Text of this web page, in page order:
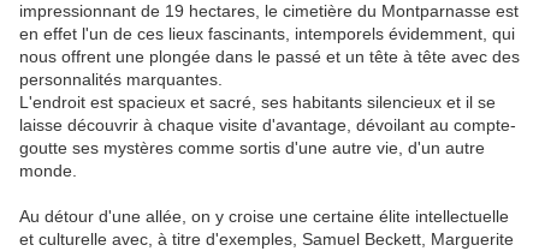
impressionnant de 19 hectares, le cimetière du Montparnasse est
en effet l'un de ces lieux fascinants, intemporels évidemment, qui
nous offrent une plongée dans le passé et un tête à tête avec des
personnalités marquantes.
L'endroit est spacieux et sacré, ses habitants silencieux et il se
laisse découvrir à chaque visite d'avantage, dévoilant au compte-
goutte ses mystères comme sortis d'une autre vie, d'un autre
monde.
Au détour d'une allée, on y croise une certaine élite intellectuelle
et culturelle avec, à titre d'exemples, Samuel Beckett, Marguerite